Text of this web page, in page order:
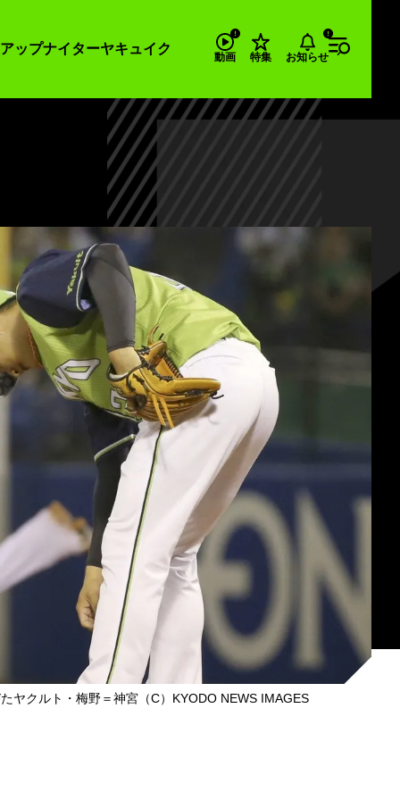
ップナイターヤキュイク
動画 特集 お知らせ
ヤクルト・梅野＝神宮（C）KYODO NEWS IMAGES